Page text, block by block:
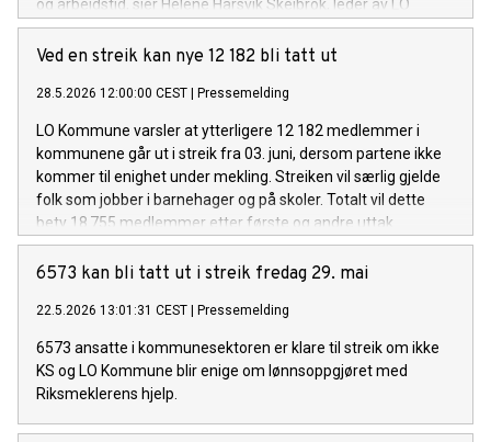
enighet hos Riksmekleren, vil det bli streik. Meklingsdato er
og arbeidstid, sier Helene Harsvik Skeibrok, leder av LO
Kommune og Fagforbundet.
Ved en streik kan nye 12 182 bli tatt ut
28.5.2026 12:00:00 CEST | Pressemelding
LO Kommune varsler at ytterligere 12 182 medlemmer i
kommunene går ut i streik fra 03. juni, dersom partene ikke
kommer til enighet under mekling. Streiken vil særlig gjelde
folk som jobber i barnehager og på skoler. Totalt vil dette
bety 18 755 medlemmer etter første og andre uttak.
6573 kan bli tatt ut i streik fredag 29. mai
22.5.2026 13:01:31 CEST | Pressemelding
6573 ansatte i kommunesektoren er klare til streik om ikke
KS og LO Kommune blir enige om lønnsoppgjøret med
Riksmeklerens hjelp.